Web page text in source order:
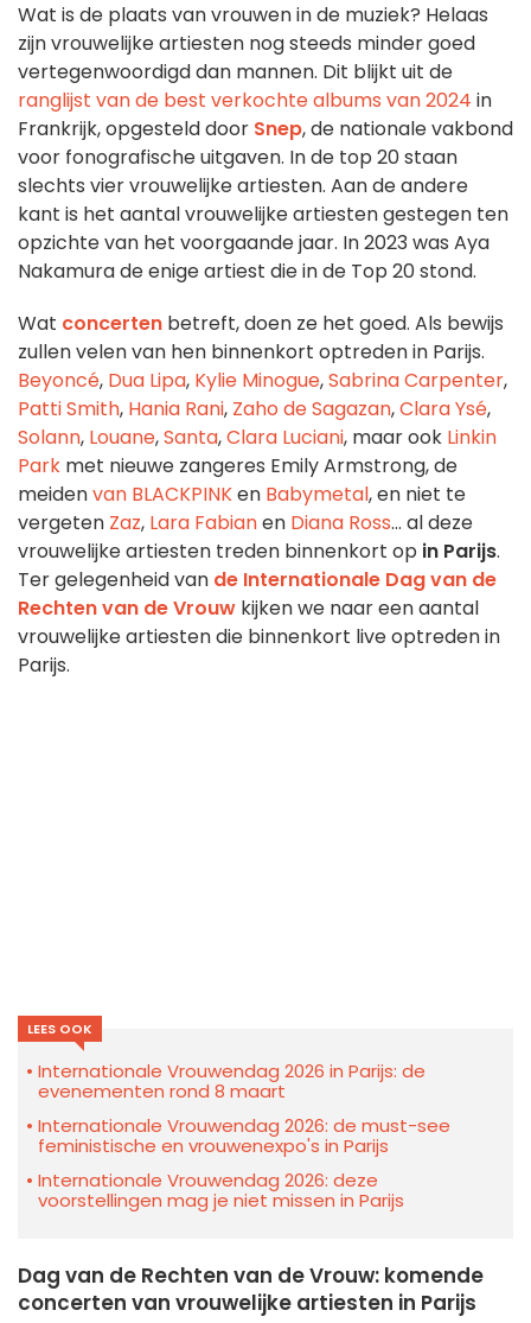
Wat is de plaats van vrouwen in de muziek? Helaas
zijn vrouwelijke artiesten nog steeds minder goed
vertegenwoordigd dan mannen. Dit blijkt uit de
ranglijst van de best verkochte albums van 2024 in
Frankrijk, opgesteld door Snep, de nationale vakbond
voor fonografische uitgaven. In de top 20 staan
slechts vier vrouwelijke artiesten. Aan de andere
kant is het aantal vrouwelijke artiesten gestegen ten
opzichte van het voorgaande jaar. In 2023 was Aya
Nakamura de enige artiest die in de Top 20 stond.
Wat concerten betreft, doen ze het goed. Als bewijs
zullen velen van hen binnenkort optreden in Parijs.
Beyoncé, Dua Lipa, Kylie Minogue,Sabrina Carpenter,
Patti Smith, Hania Rani, Zaho de Sagazan,Clara Ysé,
Solann, Louane,Santa,Clara Luciani, maar ook Linkin
Park met nieuwe zangeres Emily Armstrong, de
meidenvan BLACKPINKen Babymetal, en niet te
vergeten Zaz, Lara Fabianen Diana Ross... al deze
vrouwelijke artiesten treden binnenkort op in Parijs.
Ter gelegenheid van de Internationale Dag van de
Rechten van de Vrouw kijken we naar een aantal
vrouwelijke artiesten die binnenkort live optreden in
Parijs.
LEES OOK
Internationale Vrouwendag 2026 in Parijs: de
evenementen rond 8 maart
Internationale Vrouwendag 2026: de must-see
feministische en vrouwenexpo's in Parijs
Internationale Vrouwendag 2026: deze
voorstellingen mag je niet missen in Parijs
Dag van de Rechten van de Vrouw: komende
concerten van vrouwelijke artiesten in Parijs